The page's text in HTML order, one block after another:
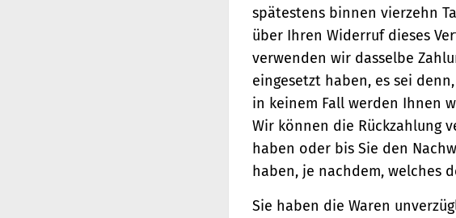
spätestens binnen vierzehn
über Ihren Widerruf dieses
verwenden wir dasselbe
eingesetzt haben, es sei
in keinem Fall werden Ihnen
Wir können die Rückzahlung
haben oder bis Sie den
haben, je nachdem, welches
Sie haben die Waren